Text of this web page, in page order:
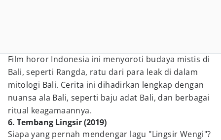
Film horor Indonesia ini menyoroti budaya mistis di
Bali, seperti Rangda, ratu dari para leak di dalam
mitologi Bali. Cerita ini dihadirkan lengkap dengan
nuansa ala Bali, seperti baju adat Bali, dan berbagai
ritual keagamaannya.
6. Tembang Lingsir (2019)
Siapa yang pernah mendengar lagu "Lingsir Wengi"?